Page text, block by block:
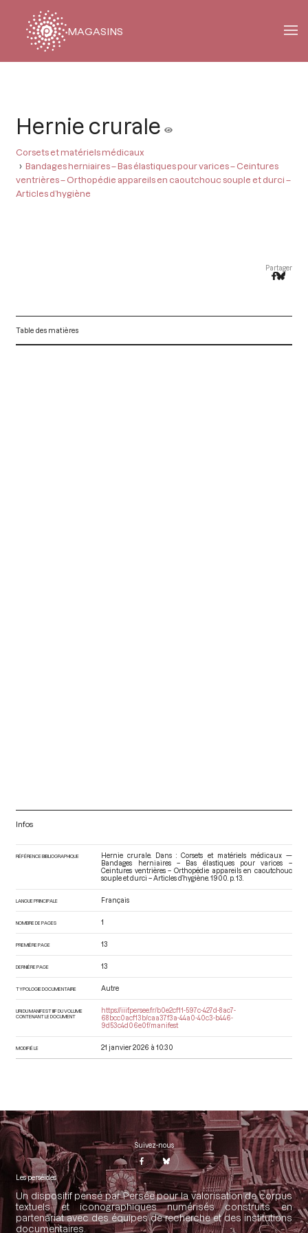
MAGASINS
Hernie crurale
Corsets et matériels médicaux
Bandages herniaires – Bas élastiques pour varices – Ceintures
ventrières – Orthopédie appareils en caoutchouc souple et durci –
Articles d’hygiène
Partager
Table des matières
Infos
RÉFÉRENCE BIBLIOGRAPHIQUE
Hernie crurale. Dans : Corsets et matériels médicaux —
Bandages herniaires – Bas élastiques pour varices –
Ceintures ventrières – Orthopédie appareils en caoutchouc
souple et durci – Articles d’hygiène . 1900. p. 13.
LANGUE PRINCIPALE Français
NOMBRE DE PAGES 1
PREMIÈRE PAGE 13
DERNIÈRE PAGE 13
TYPOLOGIE DOCUMENTAIRE Autre
URI DU MANIFEST IIIF DU VOLUME
CONTENANT LE DOCUMENT
https://iiif.persee.fr/b0e2cf11-597c-427d-8ac7-
68bcc0acf13b/caa37f3a-44a0-40c3-b446-
9d53c4d06e0f/manifest
MODIFIÉ LE 21 janvier 2026 à 10:30
Suivez-nous
Les perséides
Un dispositif pensé par Persée pour la valorisation de corpus
textuels et iconographiques numérisés construits en
partenariat avec des équipes de recherche et des institutions
documentaires.